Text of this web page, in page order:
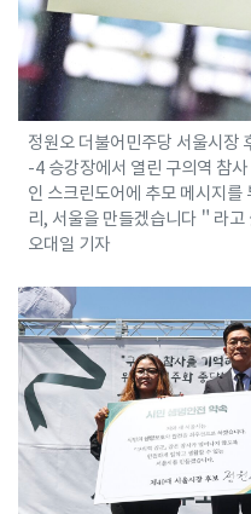
정원오 더불어민주당 서울시장
-4 승강장에서 열린 구의역 참
인 스크린도어에 추모 메시지
리, 서울을 만들겠습니다＂라
오대일 기자